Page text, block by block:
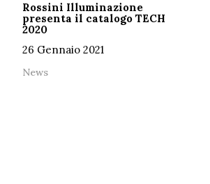
Rossini Illuminazione
presenta il catalogo TECH
2020
26 Gennaio 2021
News